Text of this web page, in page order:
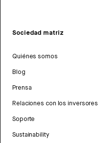
Sociedad matriz
Quiénes somos
Blog
Prensa
Relaciones con los inversores
Soporte
Sustainability